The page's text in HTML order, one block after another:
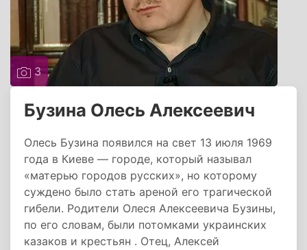
3
Бузина Олесь Алексеевич
Олесь Бузина появился на свет 13 июля 1969
года в Киеве — городе, который называл
«матерью городов русских», но которому
суждено было стать ареной его трагической
гибели. Родители Олеся Алексеевича Бузины,
по его словам, были потомками украинских
казаков и крестьян . Отец, Алексей